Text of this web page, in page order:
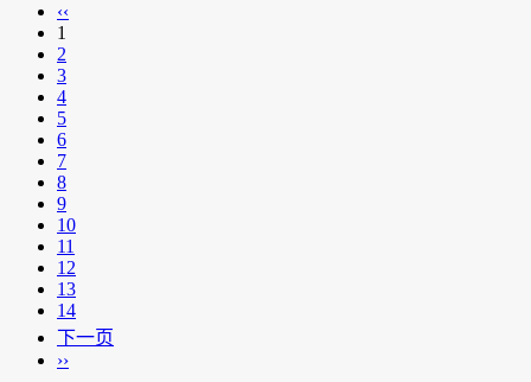
‹‹
1
2
3
4
5
6
7
8
9
10
11
12
13
14
下一页
››